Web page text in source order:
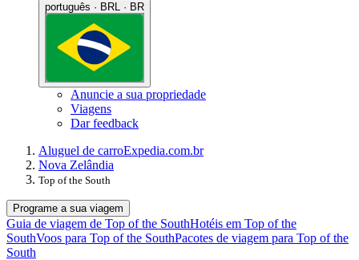
português · BRL · BR
Anuncie a sua propriedade
Viagens
Dar feedback
Aluguel de carroExpedia.com.br
Nova Zelândia
Top of the South
Programe a sua viagem
Guia de viagem de Top of the SouthHotéis em Top of the
SouthVoos para Top of the SouthPacotes de viagem para Top of the
South